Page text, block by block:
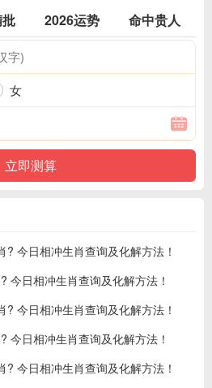
2026运势 命中贵人
女
今日相冲生肖查询及化解方法！
今日相冲生肖查询及化解方法！
今日相冲生肖查询及化解方法！
今日相冲生肖查询及化解方法！
今日相冲生肖查询及化解方法！